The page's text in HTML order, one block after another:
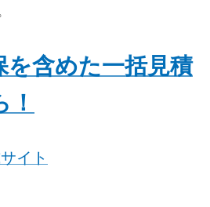
含めた一括見積
イト